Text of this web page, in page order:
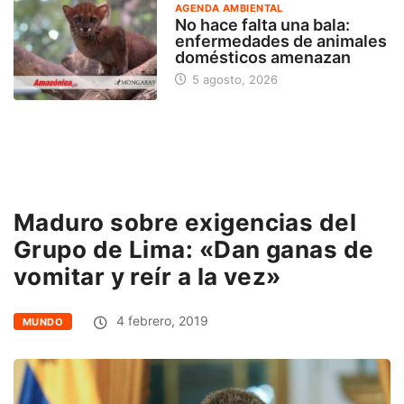
AGENDA AMBIENTAL
No hace falta una bala:
enfermedades de animales
domésticos amenazan
5 agosto, 2026
Maduro sobre exigencias del
Grupo de Lima: «Dan ganas de
vomitar y reír a la vez»
MUNDO 4 febrero, 2019